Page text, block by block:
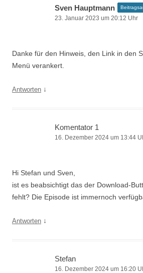
Sven Hauptmann
23. Januar 2023 um 20:12 Uhr
Danke für den Hinweis, den Link in den
Menü verankert.
Antworten ↓
Komentator 1
16. Dezember 2024 um 13:44
Hi Stefan und Sven,
ist es beabsichtigt das der Download-
fehlt? Die Episode ist immernoch
Antworten ↓
Stefan
16. Dezember 2024 um 16:20